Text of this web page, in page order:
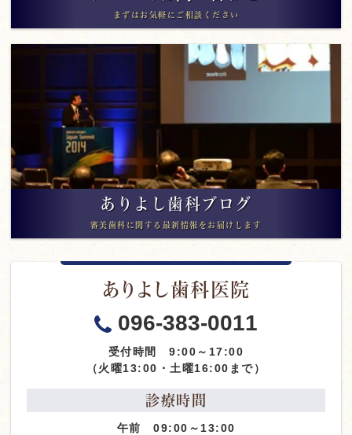
まずはお気軽にご相談ください
ありよし歯科ブログ
審美歯科に関する最新情報をお届けします
ありよし歯科医院
096-383-0011
受付時間 9:00～17:00
（火曜13:00・土曜16:00まで）
診療時間
午前 09:00～13:00